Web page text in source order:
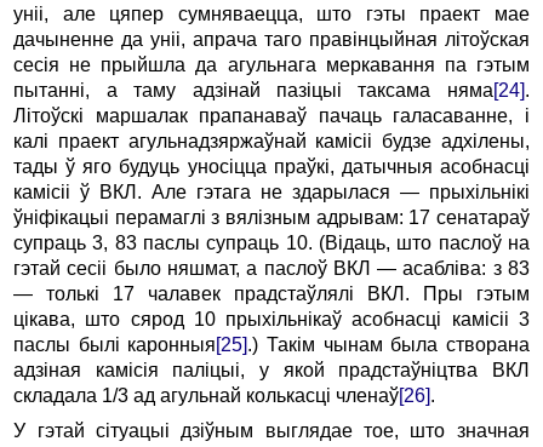
уніі, але цяпер сумняваецца, што гэты праект мае
дачыненне да уніі, апрача таго правінцыйная літоўская
сесія не прыйшла да агульнага меркавання па гэтым
пытанні, а таму адзінай пазіцыі таксама няма[24].
Літоўскі маршалак прапанаваў пачаць галасаванне, і
калі праект агульнадзяржаўнай камісіі будзе адхілены,
тады ў яго будуць уносіцца праўкі, датычныя асобнасці
камісіі ў ВКЛ. Але гэтага не здарылася — прыхільнікі
ўніфікацыі перамаглі з вялізным адрывам: 17 сенатараў
супраць 3, 83 паслы супраць 10. (Відаць, што паслоў на
гэтай сесіі было няшмат, а паслоў ВКЛ — асабліва: з 83
— толькі 17 чалавек прадстаўлялі ВКЛ. Пры гэтым
цікава, што сярод 10 прыхільнікаў асобнасці камісіі 3
паслы былі каронныя[25].) Такім чынам была створана
адзіная камісія паліцыі, у якой прадстаўніцтва ВКЛ
складала 1/3 ад агульнай колькасці членаў[26].
У гэтай сітуацыі дзіўным выглядае тое, што значная